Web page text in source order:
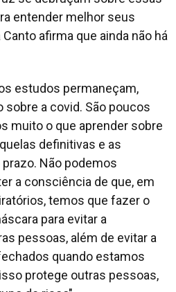
entender melhor seus
afirma que ainda não há
estudos permaneçam,
a covid. São poucos
muito o que aprender sobre
definitivas e as
Não podemos
a consciência de que, em
temos que fazer o
para evitar a
pessoas, além de evitar a
quando estamos
protege outras pessoas,